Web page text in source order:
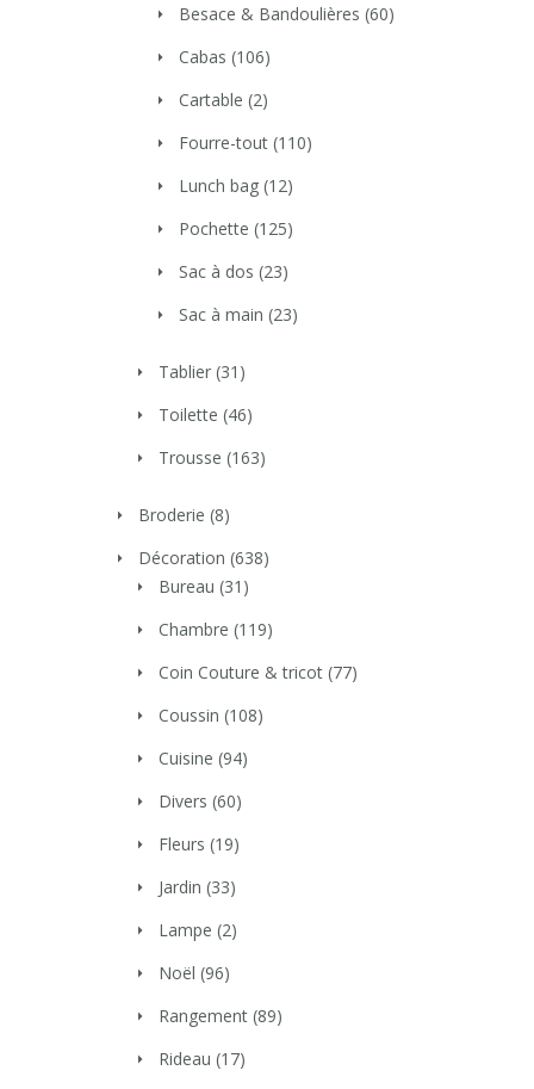
Besace & Bandoulières (60)
Cabas (106)
Cartable (2)
Fourre-tout (110)
Lunch bag (12)
Pochette (125)
Sac à dos (23)
Sac à main (23)
Tablier (31)
Toilette (46)
Trousse (163)
Broderie (8)
Décoration (638)
Bureau (31)
Chambre (119)
Coin Couture & tricot (77)
Coussin (108)
Cuisine (94)
Divers (60)
Fleurs (19)
Jardin (33)
Lampe (2)
Noël (96)
Rangement (89)
Rideau (17)